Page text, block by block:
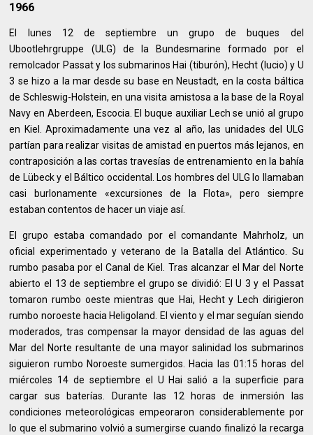
1966
El lunes 12 de septiembre un grupo de buques del
Ubootlehrgruppe (ULG) de la Bundesmarine formado por el
remolcador Passat y los submarinos Hai (tiburón), Hecht (lucio) y U
3 se hizo a la mar desde su base en Neustadt, en la costa báltica
de Schleswig-Holstein, en una visita amistosa a la base de la Royal
Navy en Aberdeen, Escocia. El buque auxiliar Lech se unió al grupo
en Kiel. Aproximadamente una vez al año, las unidades del ULG
partían para realizar visitas de amistad en puertos más lejanos, en
contraposición a las cortas travesías de entrenamiento en la bahía
de Lübeck y el Báltico occidental. Los hombres del ULG lo llamaban
casi burlonamente «excursiones de la Flota», pero siempre
estaban contentos de hacer un viaje así.
El grupo estaba comandado por el comandante Mahrholz, un
oficial experimentado y veterano de la Batalla del Atlántico. Su
rumbo pasaba por el Canal de Kiel. Tras alcanzar el Mar del Norte
abierto el 13 de septiembre el grupo se dividió: El U 3 y el Passat
tomaron rumbo oeste mientras que Hai, Hecht y Lech dirigieron
rumbo noroeste hacia Heligoland. El viento y el mar seguían siendo
moderados, tras compensar la mayor densidad de las aguas del
Mar del Norte resultante de una mayor salinidad los submarinos
siguieron rumbo Noroeste sumergidos. Hacia las 01:15 horas del
miércoles 14 de septiembre el U Hai salió a la superficie para
cargar sus baterías. Durante las 12 horas de inmersión las
condiciones meteorológicas empeoraron considerablemente por
lo que el submarino volvió a sumergirse cuando finalizó la recarga